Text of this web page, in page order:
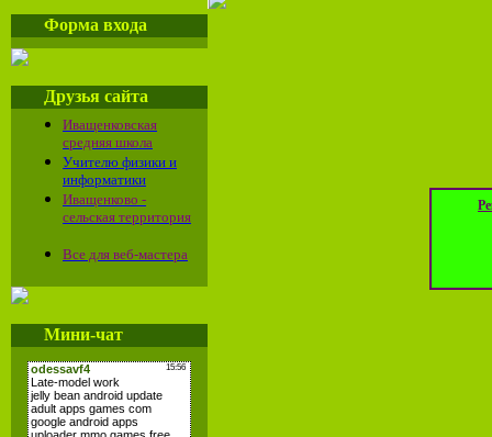
Форма входа
Друзья сайта
Иващенковская
средняя школа
Учителю физики и
информатики
Иващенково -
сельская территория
Все для веб-мастера
Мини-чат